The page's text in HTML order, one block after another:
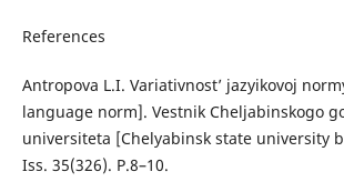
References
Antropova L.I. Variativnost’ jazyikovoj
language norm]. Vestnik Cheljabinskogo
universiteta [Chelyabinsk state university
Iss. 35(326). P.8–10.